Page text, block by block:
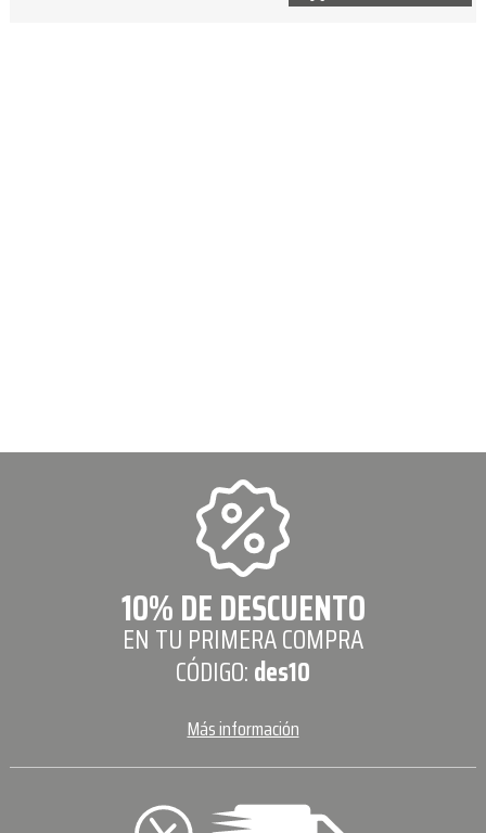
10% DE DESCUENTO
EN TU PRIMERA COMPRA
CÓDIGO:des10
Más información